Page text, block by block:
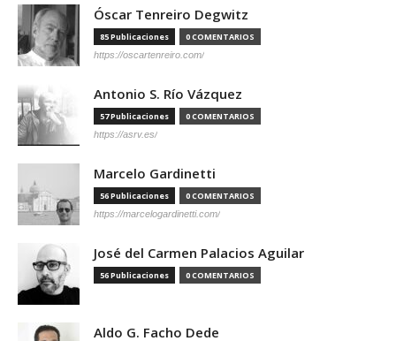
Óscar Tenreiro Degwitz
85 Publicaciones 0 COMENTARIOS
https://oscartenreiro.com/
Antonio S. Río Vázquez
57 Publicaciones 0 COMENTARIOS
https://asrv.es/
Marcelo Gardinetti
56 Publicaciones 0 COMENTARIOS
https://marcelogardinetti.com/
José del Carmen Palacios Aguilar
56 Publicaciones 0 COMENTARIOS
Aldo G. Facho Dede